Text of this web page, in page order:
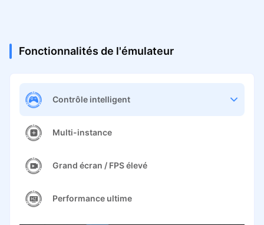
Fonctionnalités de l'émulateur
Contrôle intelligent
Multi-instance
Grand écran / FPS élevé
Performance ultime